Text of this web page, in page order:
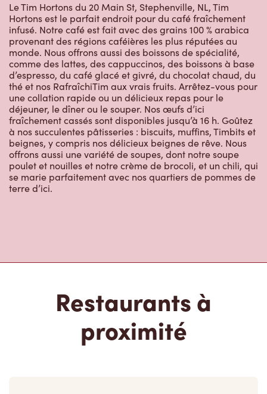
Le Tim Hortons du 20 Main St, Stephenville, NL, Tim
Hortons est le parfait endroit pour du café fraîchement
infusé. Notre café est fait avec des grains 100 % arabica
provenant des régions caféières les plus réputées au
monde. Nous offrons aussi des boissons de spécialité,
comme des lattes, des cappuccinos, des boissons à base
d’espresso, du café glacé et givré, du chocolat chaud, du
thé et nos RafraîchiTim aux vrais fruits. Arrêtez-vous pour
une collation rapide ou un délicieux repas pour le
déjeuner, le dîner ou le souper. Nos œufs d’ici
fraîchement cassés sont disponibles jusqu’à 16 h. Goûtez
à nos succulentes pâtisseries : biscuits, muffins, Timbits et
beignes, y compris nos délicieux beignes de rêve. Nous
offrons aussi une variété de soupes, dont notre soupe
poulet et nouilles et notre crème de brocoli, et un chili, qui
se marie parfaitement avec nos quartiers de pommes de
terre d’ici.
Restaurants à
proximité